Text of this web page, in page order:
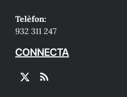
Telèfon:
932 311 247
CONNECTA
X
RSS